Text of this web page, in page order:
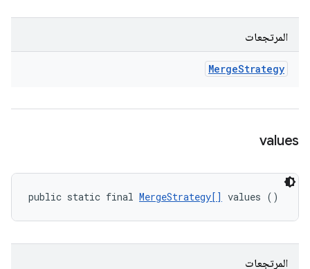
المرتجعات
MergeStrategy
values
public static final MergeStrategy[] values ()
المرتجعات